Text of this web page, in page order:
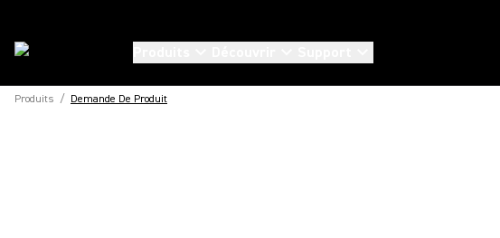
Produits / Demande De Produit